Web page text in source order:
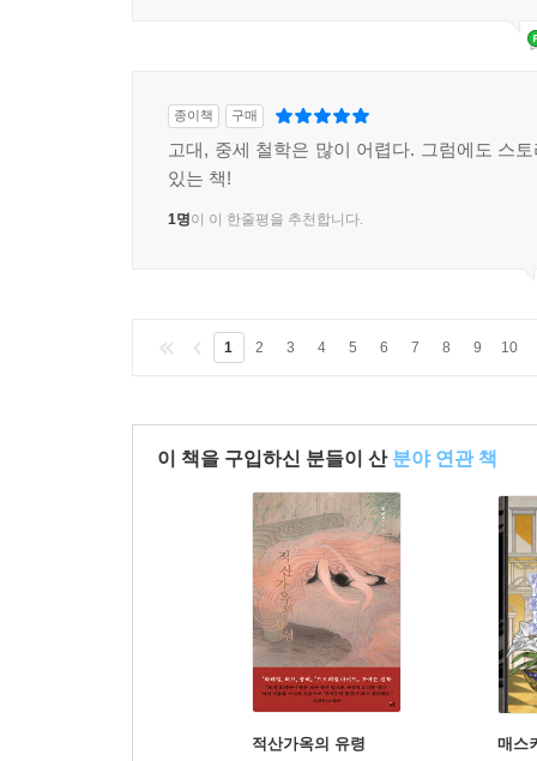
종이책 구매
고대, 중세 철학은 많이 어렵다. 그럼에도 스
있는 책!
1명이 이 한줄평을 추천합니다.
1 2 3 4 5 6 7 8 9 10
이 책을 구입하신 분들이 산 분야 연관 책
적산가옥의 유령 매스